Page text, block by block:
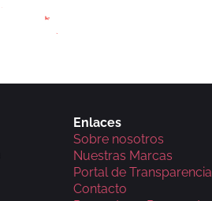
Enlaces
Sobre nosotros
Nuestras Marcas
Portal de Transparencia
Contacto